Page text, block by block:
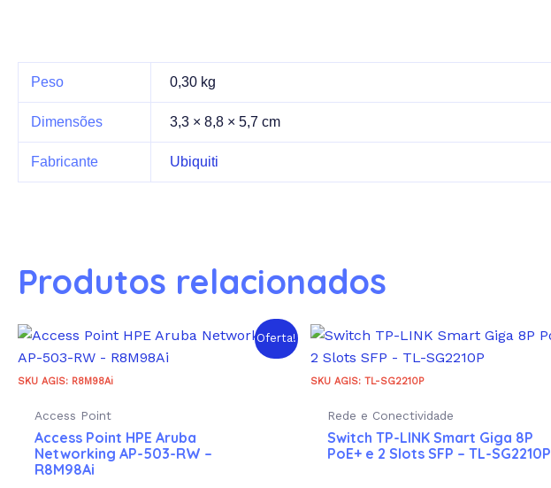
Peso 0,30 kg
Dimensões 3,3 × 8,8 × 5,7 cm
Fabricante Ubiquiti
Produtos relacionados
Oferta!
SKU AGIS: R8M98Ai
Access Point
Access Point HPE Aruba
Networking AP-503-RW –
R8M98Ai
SKU AGIS: TL-SG2210P
Rede e Conectividade
Switch TP-LINK Smart Giga 8P
PoE+ e 2 Slots SFP – TL-SG2210P